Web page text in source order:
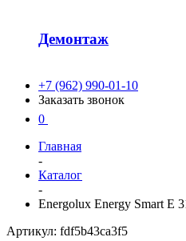
Демонтаж
+7 (962) 990-01-10
Заказать звонок
0
Главная
-
Каталог
-
Energolux Energy Smart E
Артикул: fdf5b43ca3f5